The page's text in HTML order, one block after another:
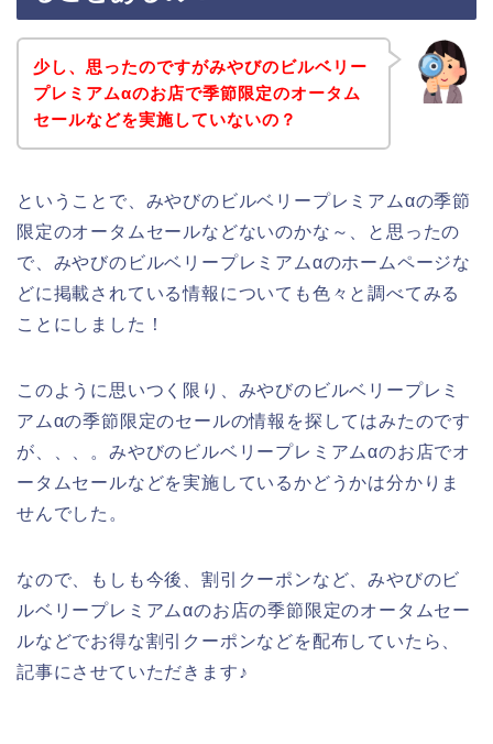
少し、思ったのですがみやびのビルベリー
プレミアムαのお店で季節限定のオータム
セールなどを実施していないの？
ということで、みやびのビルベリープレミアムαの季節
限定のオータムセールなどないのかな～、と思ったの
で、みやびのビルベリープレミアムαのホームページな
どに掲載されている情報についても色々と調べてみる
ことにしました！
このように思いつく限り、みやびのビルベリープレミ
アムαの季節限定のセールの情報を探してはみたのです
が、、、。みやびのビルベリープレミアムαのお店でオ
ータムセールなどを実施しているかどうかは分かりま
せんでした。
なので、もしも今後、割引クーポンなど、みやびのビ
ルベリープレミアムαのお店の季節限定のオータムセー
ルなどでお得な割引クーポンなどを配布していたら、
記事にさせていただきます♪